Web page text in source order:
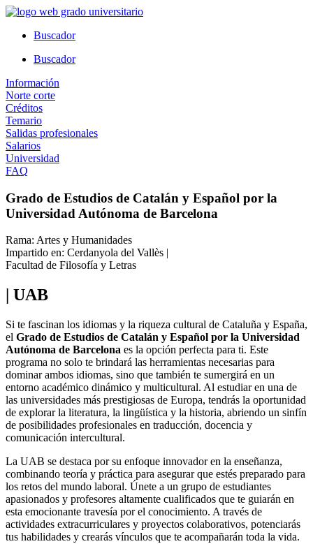
Ir
contenidoBuscador
Buscador
Información
Norte corte
Créditos
Temario
Salidas profesionales
Salarios
Universidad
FAQ
Grado de Estudios de Catalán y Español por la
Universidad Autónoma de Barcelona
Rama: Artes y Humanidades
Impartido en: Cerdanyola del Vallès |
Facultad de Filosofía y Letras
| UAB
Si te fascinan los idiomas y la riqueza cultural de Cataluña y España,
el Grado de Estudios de Catalán y Español por la Universidad
Autónoma de Barcelona es la opción perfecta para ti. Este
programa no solo te brindará las herramientas necesarias para
dominar ambos idiomas, sino que también te sumergirá en un
entorno académico dinámico y multicultural. Al estudiar en una de
las universidades más prestigiosas de Europa, tendrás la oportunidad
de explorar la literatura, la lingüística y la historia, abriendo un sinfín
de posibilidades profesionales en traducción, docencia y
comunicación intercultural.
La UAB se destaca por su enfoque innovador en la enseñanza,
combinando teoría y práctica para asegurar que estés preparado para
los retos del mundo laboral. Únete a un grupo de estudiantes
apasionados y profesores altamente cualificados que te guiarán en
esta emocionante travesía por el conocimiento. A través de
actividades extracurriculares y proyectos colaborativos, potenciarás
tus habilidades y crearás vínculos que te acompañarán toda la vida.